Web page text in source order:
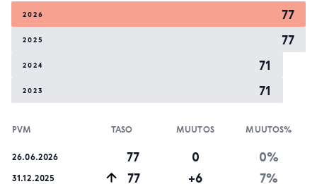
2026 77
2025 77
2024 71
2023 71
PVM TASO MUUTOS MUUTOS%
26.06.2026 77 0 0%
31.12.2025 77 +6 7%